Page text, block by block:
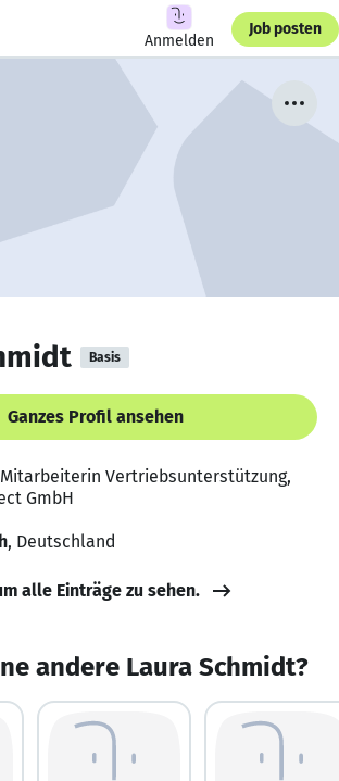
Anmelden
Job posten
Basis
Ganzes Profil ansehen
Vertriebsunterstützung,
GmbH
, Deutschland
alle Einträge zu sehen.
andere Laura Schmidt?